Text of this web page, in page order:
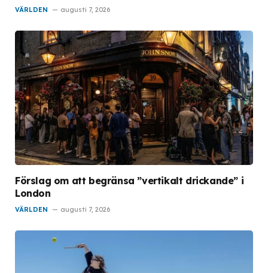
VÄRLDEN augusti 7, 2026
Förslag om att begränsa ”vertikalt drickande” i
London
VÄRLDEN augusti 7, 2026